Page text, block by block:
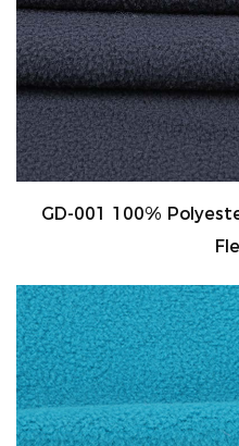
GD-001 100%